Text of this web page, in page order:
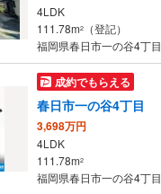
4LDK
111.78m2
（登記）
福岡県春日市一の谷4丁目
成約でもらえる
春日市一の谷4丁目
3,698万円
4LDK
111.78m2
福岡県春日市一の谷4丁目